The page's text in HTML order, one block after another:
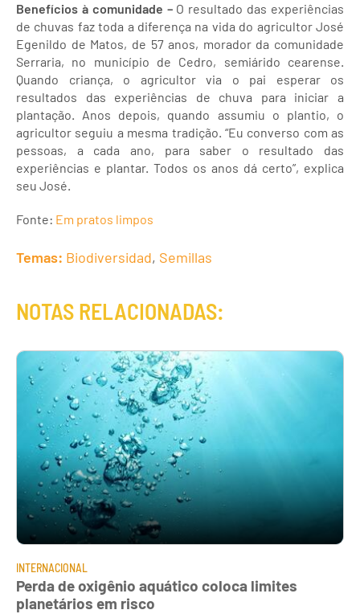
Benefícios à comunidade –O resultado das experiências
de chuvas faz toda a diferença na vida do agricultor José
Egenildo de Matos, de 57 anos, morador da comunidade
Serraria, no município de Cedro, semiárido cearense.
Quando criança, o agricultor via o pai esperar os
resultados das experiências de chuva para iniciar a
plantação. Anos depois, quando assumiu o plantio, o
agricultor seguiu a mesma tradição. “Eu converso com as
pessoas, a cada ano, para saber o resultado das
experiências e plantar. Todos os anos dá certo”, explica
seu José.
Fonte: Em pratos limpos
Temas: Biodiversidad, Semillas
NOTAS RELACIONADAS:
INTERNACIONAL
Perda de oxigênio aquático coloca limites
planetários em risco